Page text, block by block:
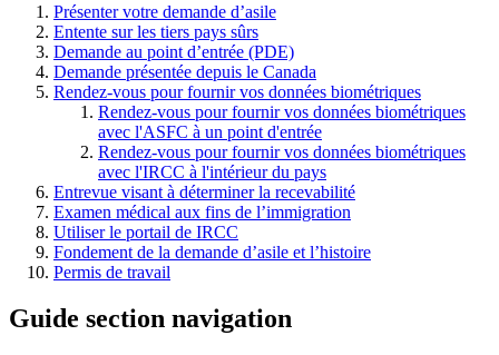
Présenter votre demande d’asile
Entente sur les tiers pays sûrs
Demande au point d’entrée (PDE)
Demande présentée depuis le Canada
Rendez-vous pour fournir vos données biométriques
Rendez-vous pour fournir vos données biométriques
avec l'ASFC à un point d'entrée
Rendez-vous pour fournir vos données biométriques
avec l'IRCC à l'intérieur du pays
Entrevue visant à déterminer la recevabilité
Examen médical aux fins de l’immigration
Utiliser le portail de IRCC
Fondement de la demande d’asile et l’histoire
Permis de travail
Guide section navigation